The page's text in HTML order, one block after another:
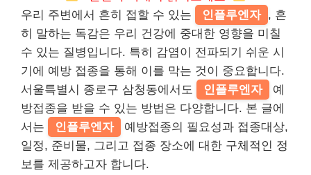
우리 주변에서 흔히 접할 수 있는
인플루엔자 , 흔
히 말하는 독감은 우리 건강에 중대한 영향을 미칠
수 있는 질병입니다. 특히 감염이 전파되기 쉬운 시
기에 예방 접종을 통해 이를 막는 것이 중요합니다.
서울특별시 종로구 삼청동에서도
인플루엔자
예
방접종을 받을 수 있는 방법은 다양합니다. 본 글에
서는
인플루엔자
예방접종의 필요성과 접종대상,
일정, 준비물, 그리고 접종 장소에 대한 구체적인 정
보를 제공하고자 합니다.